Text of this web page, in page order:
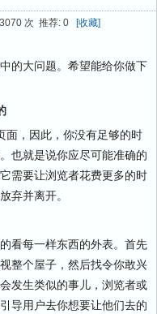
次 推荐: 0 [收藏]
的大问题。希望能给你做下
，因此，你没有足够的时
也就是说你应尽可能准确的
需要让浏览者花费更多的时
弃并离开。
每一样东西的外表。首先
整个屋子，然后找令你敢兴
发生类似的事儿，浏览者或
导用户去你想要让他们去的